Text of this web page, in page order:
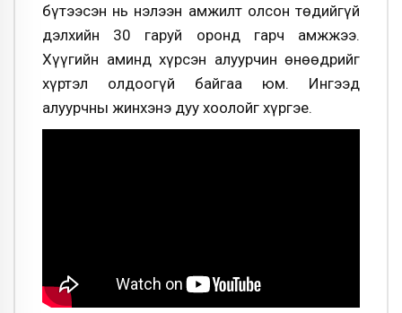
бүтээсэн нь нэлээн амжилт олсон төдийгүй
дэлхийн 30 гаруй оронд гарч амжжээ.
Хүүгийн аминд хүрсэн алуурчин өнөөдрийг
хүртэл олдоогүй байгаа юм. Ингээд
алуурчны жинхэнэ дуу хоолойг хүргэе.